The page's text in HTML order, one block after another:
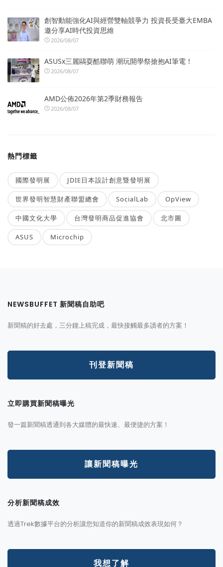
創智動能強化AI與經營雙軸競爭力 投資長受臺大EMBA
邀分享AI時代投資思維
2026/08/07
ASUSx三麗鷗耍酷聯萌 潮玩開學祭搶抱AI筆電！
2026/08/07
AMD公佈2026年第2季財務報告
2026/08/07
熱門標籤
國際發明展 JDIE日本設計創意暨發明展
世界發明智慧財產聯盟總會 SocialLab OpView
中國文化大學 台灣發明商品促進協會 北市圖
ASUS Microchip
NEWSBUFFET 新聞稿自助吧
新聞稿的好去處，三分鐘上稿完成，最快接觸最多讀者的方案！
刊登新聞稿
立即購買新聞稿曝光
發一篇新聞稿透通到各大媒體的最快速、最便捷的方案！
讓新聞稿曝光
分析新聞稿成效
透過Trek數據平台的分析讓您知道你的新聞稿成效表現如何？
我想了解